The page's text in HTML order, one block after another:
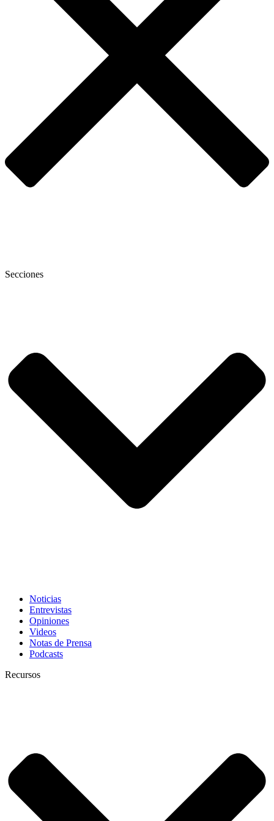
Secciones
Noticias
Entrevistas
Opiniones
Videos
Notas de Prensa
Podcasts
Recursos